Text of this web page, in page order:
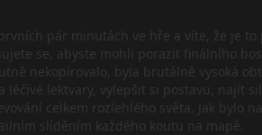
pár minutách ve hře a víte, že je
se, abyste mohli porazit finálního
nekopírovalo, byla brutálně vysoká
léčivé lektvary, vylepšit si postavu, najít
celkem rozlehlého světa. Jak bylo
slíděním každého koutu na mapě.